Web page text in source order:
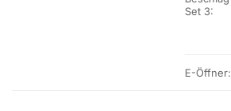
Set 3:
E-Öffner: